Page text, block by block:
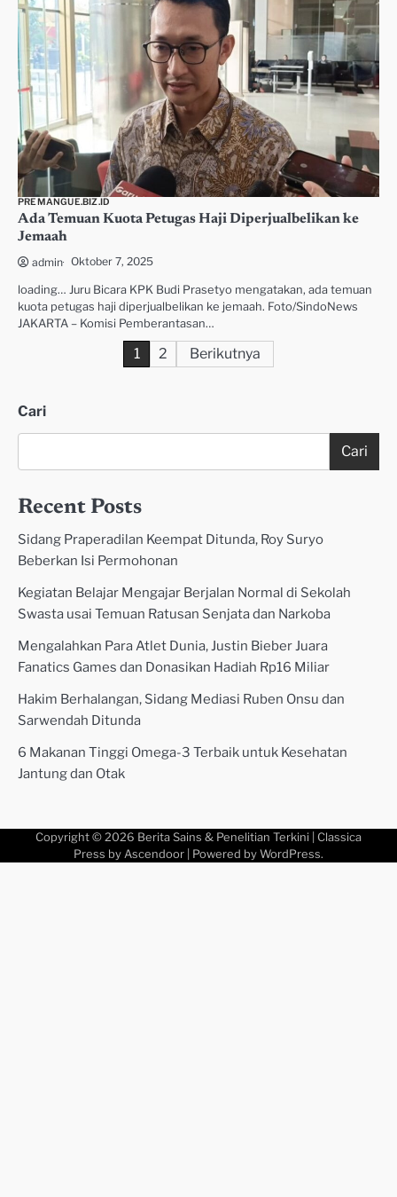
PREMANGUE.BIZ.ID
Ada Temuan Kuota Petugas Haji Diperjualbelikan ke
Jemaah
admin Oktober 7, 2025
loading… Juru Bicara KPK Budi Prasetyo mengatakan, ada temuan
kuota petugas haji diperjualbelikan ke jemaah. Foto/SindoNews
JAKARTA – Komisi Pemberantasan…
1 2 Berikutnya
Cari
Cari
Recent Posts
Sidang Praperadilan Keempat Ditunda, Roy Suryo
Beberkan Isi Permohonan
Kegiatan Belajar Mengajar Berjalan Normal di Sekolah
Swasta usai Temuan Ratusan Senjata dan Narkoba
Mengalahkan Para Atlet Dunia, Justin Bieber Juara
Fanatics Games dan Donasikan Hadiah Rp16 Miliar
Hakim Berhalangan, Sidang Mediasi Ruben Onsu dan
Sarwendah Ditunda
6 Makanan Tinggi Omega-3 Terbaik untuk Kesehatan
Jantung dan Otak
Copyright © 2026 Berita Sains & Penelitian Terkini | Classica
Press by Ascendoor | Powered by WordPress.